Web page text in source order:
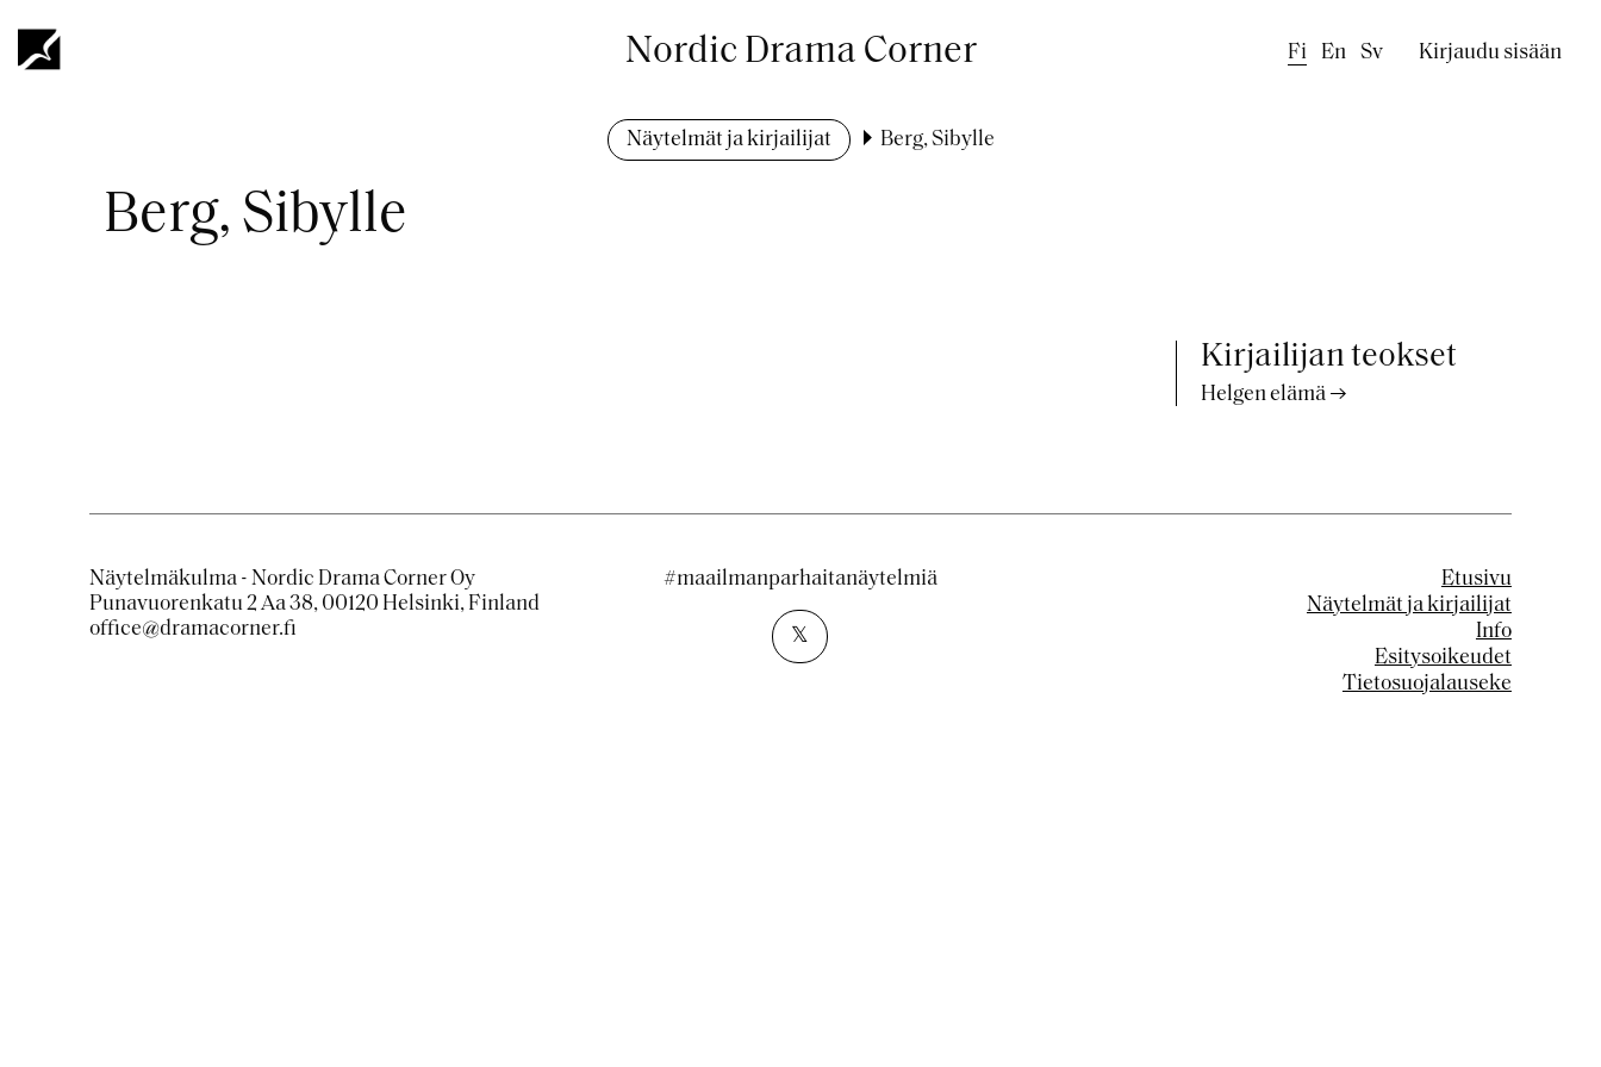
pääsisältöön
Nordic Drama Corner Fi En Sv Kirjaudu sisään
Näytelmät ja kirjailijat Berg, Sibylle
Berg, Sibylle
Kirjailijan teokset
Helgen elämä
Näytelmäkulma - Nordic Drama Corner Oy
Punavuorenkatu 2 Aa 38, 00120 Helsinki, Finland
office@dramacorner.fi
Etusivu
Näytelmät ja kirjailijat
Info
Esitysoikeudet
Tietosuojalauseke
#maailmanparhaitanäytelmiä
𝕏